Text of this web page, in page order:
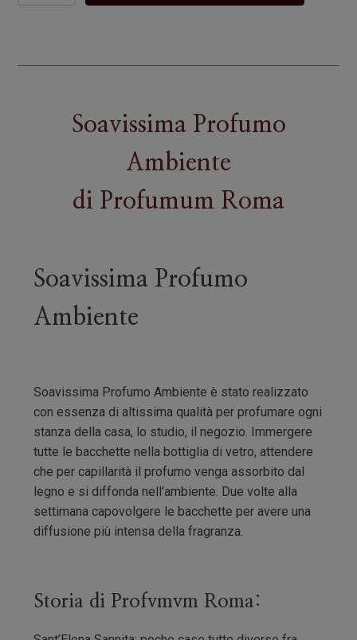
Soavissima Profumo
Ambiente
di Profumum Roma
Soavissima Profumo
Ambiente
Soavissima Profumo Ambiente è stato realizzato
con essenza di altissima qualità per profumare ogni
stanza della casa, lo studio, il negozio. Immergere
tutte le bacchette nella bottiglia di vetro, attendere
che per capillarità il profumo venga assorbito dal
legno e si diffonda nell'ambiente. Due volte alla
settimana capovolgere le bacchette per avere una
diffusione più intensa della fragranza.
Storia di Profvmvm Roma: